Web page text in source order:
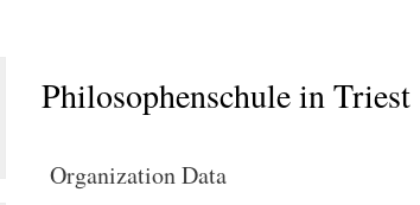
Philosophenschule in Triest
Organization Data